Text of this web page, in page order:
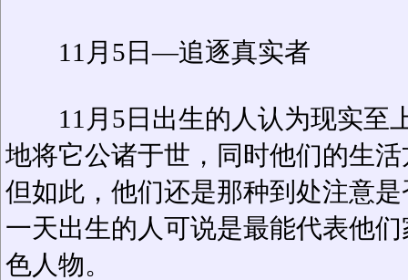
11月5日—追逐真实者
11月5日出生的人认为现实至
地将它公诸于世，同时他们的生
但如此，他们还是那种到处注意
一天出生的人可说是最能代表他
色人物。